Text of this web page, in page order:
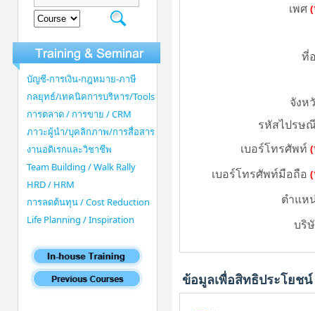
บัญชี-การเงิน-กฎหมาย-ภาษี
กลยุทธ์/เทคนิคการบริหาร/Tools
การตลาด / การขาย / CRM
ภาวะผู้นำ/บุคลิกภาพ/การสื่อสาร
งานอดิเรกและวิชาชีพ
Team Building / Walk Rally
HRD / HRM
การลดต้นทุน / Cost Reduction
Life Planning / Inspiration
เพศ
ที่
จังห
รหัสไปรษ
เบอร์โทรศัพท์
เบอร์โทรศัพท์มือถือ
ตำแห
บริ
ข้อมูลเพื่อสิทธิประโยชน์